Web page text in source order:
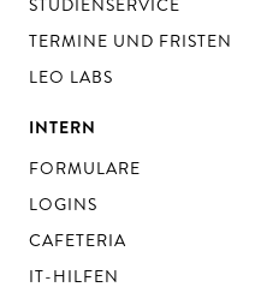
STUDIENSERVICE
TERMINE UND FRISTEN
LEO LABS
INTERN
FORMULARE
LOGINS
CAFETERIA
IT-HILFEN